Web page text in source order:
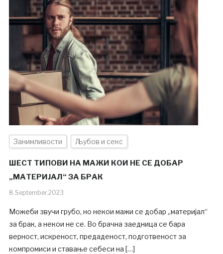
Занимливости Љубов и секс
ШЕСТ ТИПОВИ НА МАЖИ КОИ НЕ СЕ ДОБАР
„МАТЕРИЈАЛ“ ЗА БРАК
8.September.2023
Можеби звучи грубо, но некои мажи се добар „материјал“
за брак, а некои не се. Во брачна заедница се бара
верност, искреност, предаденост, подготвеност за
компромиси и ставање себеси на […]